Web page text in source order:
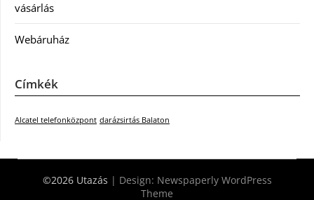
vásárlás
Webáruház
Címkék
Alcatel telefonközpont darázsirtás Balaton
©2026 Utazás | Design: Newspaperly WordPress
Theme